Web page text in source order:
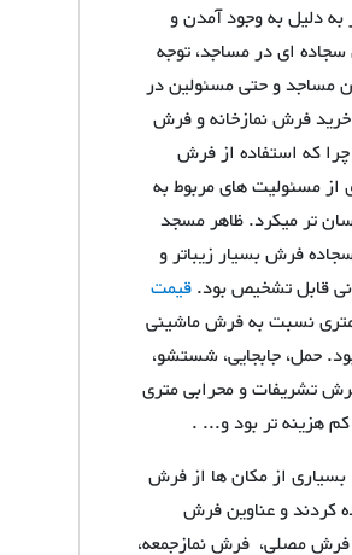
دلیل به وجود آمدن و
ای در مساجد، توجه
مساجد و حتی مسئولین در
فرش نمازخانه و فرش
که استفاده از فرش
از مسئولیت های مربوط به
تر میکرد. ظاهر مسجد
فرش بسیار زیباتر و
قابل تشخیص بود.قیمت
نسبت به فرش ماشینی
حمل، جابجایی، شستشو،
تشریفات و محرابی متری
هزینه تر بود و... .
بسیاری از مکان ها از فرش
کردند و عناوین فرش
مصلی، فرش نمازجمعه،